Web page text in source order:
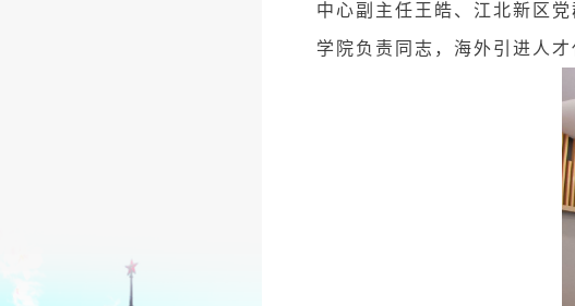
中心副主任王皓、江北新区
学院负责同志，海外引进人